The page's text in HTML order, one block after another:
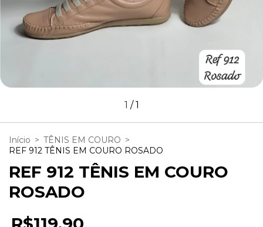
1 /1
Início > TÊNIS EM COURO >
REF 912 TÊNIS EM COURO ROSADO
REF 912 TÊNIS EM COURO
ROSADO